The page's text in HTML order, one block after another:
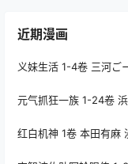
近期漫画
义妹生活 1-4卷 三河ご
元气抓狂一族 1-24卷
红白机神 1卷 本田有麻